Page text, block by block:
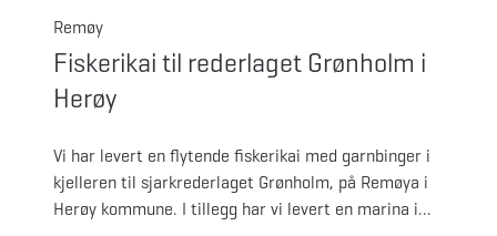
Remøy
Fiskerikai til rederlaget Grønholm i
Herøy
Vi har levert en flytende fiskerikai med garnbinger i
kjelleren til sjarkrederlaget Grønholm, på Remøya i
Herøy kommune. I tillegg har vi levert en marina i